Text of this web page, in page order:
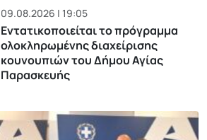
09.08.2026 | 19:05
Εντατικοποιείται το πρόγραμμα
ολοκληρωμένης διαχείρισης
κουνουπιών του Δήμου Αγίας
Παρασκευής